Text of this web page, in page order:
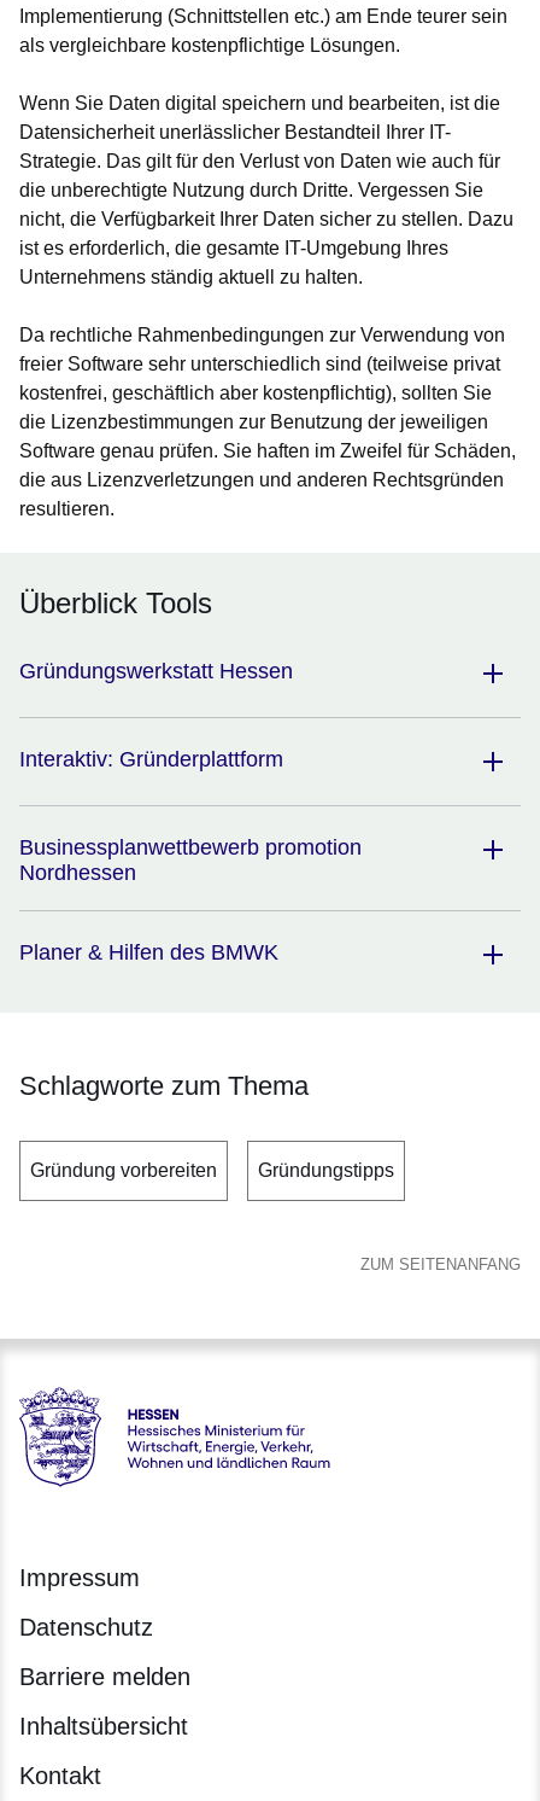
Implementierung (Schnittstellen etc.) am Ende teurer sein
als vergleichbare kostenpflichtige Lösungen.
Wenn Sie Daten digital speichern und bearbeiten, ist die
Datensicherheit unerlässlicher Bestandteil Ihrer IT-
Strategie. Das gilt für den Verlust von Daten wie auch für
die unberechtigte Nutzung durch Dritte. Vergessen Sie
nicht, die Verfügbarkeit Ihrer Daten sicher zu stellen. Dazu
ist es erforderlich, die gesamte IT-Umgebung Ihres
Unternehmens ständig aktuell zu halten.
Da rechtliche Rahmenbedingungen zur Verwendung von
freier Software sehr unterschiedlich sind (teilweise privat
kostenfrei, geschäftlich aber kostenpflichtig), sollten Sie
die Lizenzbestimmungen zur Benutzung der jeweiligen
Software genau prüfen. Sie haften im Zweifel für Schäden,
die aus Lizenzverletzungen und anderen Rechtsgründen
resultieren.
Überblick Tools
Gründungswerkstatt Hessen
Interaktiv: Gründerplattform
Businessplanwettbewerb promotion
Nordhessen
Planer & Hilfen des BMWK
Schlagworte zum Thema
Gründung vorbereiten Gründungstipps
ZUM SEITENANFANG
Hessen - Hessisches Ministerium für Wirtschaft, Energie,
Impressum
Datenschutz
Barriere melden
Inhaltsübersicht
Kontakt